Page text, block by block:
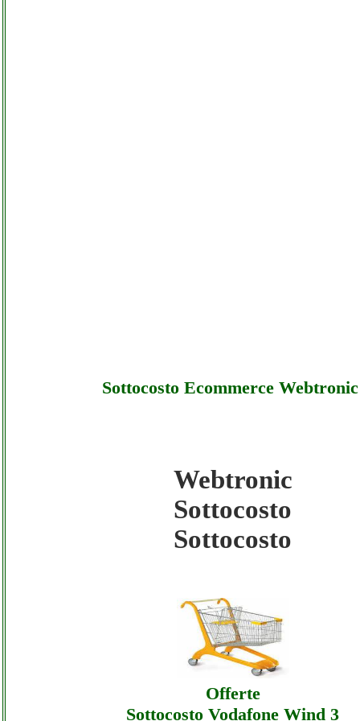
Sottocosto Ecommerce Webtronic
Webtronic - Sottocosto Ecommerce
Webtronic - Sottocosto Ecommerce
Webtronic
Sottocosto
Sottocosto
Offerte
Sottocosto Vodafone Wind 3